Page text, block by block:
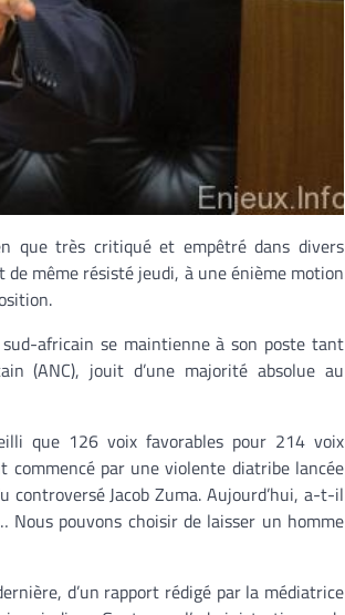
que très critiqué et empêtré dans divers
même résisté jeudi, à une énième motion
africain se maintienne à son poste tant
(ANC), jouit d’une majorité absolue au
que 126 voix favorables pour 214 voix
commencé par une violente diatribe lancée
controversé Jacob Zuma. Aujourd’hui, a-t-il
pouvons choisir de laisser un homme
d’un rapport rédigé par la médiatrice